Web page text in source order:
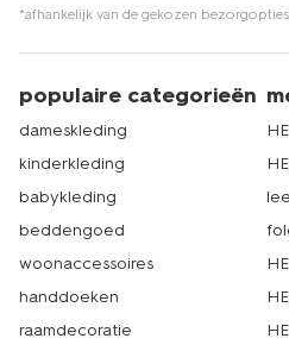
*afhankelijk van de gekozen bezorgopties
populaire categorieën
dameskleding
kinderkleding
babykleding
beddengoed
woonaccessoires
handdoeken
raamdecoratie